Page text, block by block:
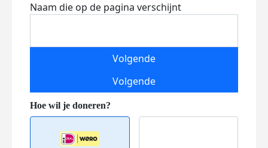
Naam die op de pagina verschijnt
Volgende
Volgende